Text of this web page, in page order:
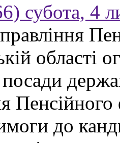
субота, 4
області
посади
до